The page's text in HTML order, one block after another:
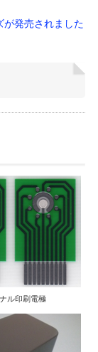
が発売されました
ル印刷電極